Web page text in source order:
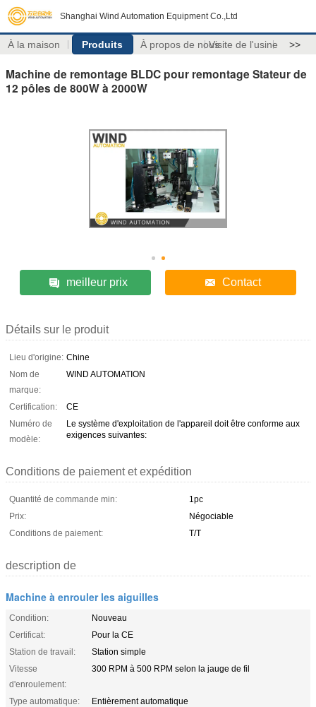
Shanghai Wind Automation Equipment Co.,Ltd
À la maison Produits À propos de nousVisite de l'usine >>
Machine de remontage BLDC pour remontage Stateur de
12 pôles de 800W à 2000W
meilleur prix Contact
Détails sur le produit
Lieu d'origine: Chine
Nom de
marque:
WIND AUTOMATION
Certification:
CE
Numéro de
modèle:
Le système d'exploitation de l'appareil doit être conforme aux
exigences suivantes:
Conditions de paiement et expédition
Quantité de commande min:
1pc
Prix:
Négociable
Conditions de paiement:
T/T
description de
Machine à enrouler les aiguilles
Condition:
Nouveau
Certificat:
Pour la CE
Station de travail:
Station simple
Vitesse
d'enroulement:
300 RPM à 500 RPM selon la jauge de fil
Type automatique:
Entièrement automatique